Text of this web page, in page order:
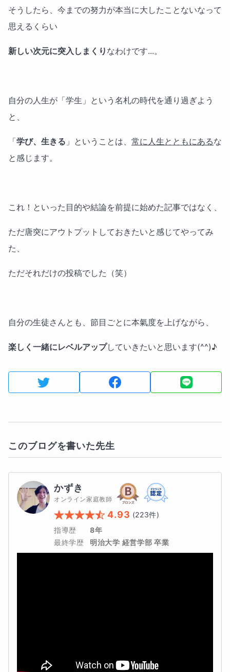
そうしたら、今までの努力が本当に大したことないなって
思えるくらい
新しい次元に突入しまくり なわけです...。
自分の人生が「学生」という名札の時代を通り過ぎよう
と、
「学び、生きる 」ということは、 常に人生とともにあるな
と感じます。
これ！といった目的や結論を前提に始めた記事ではなく、
ただ唐突にアウトプットしておきたいと感じてやってみ
た、
ただそれだけの投稿でした（笑）
自分の生徒さんとも、節目ごとに本氣度を上げながら、
楽しく一緒にレベルアップしていきたいと思います(^^)♪
このブログを書いた先生
かずき
オンライン家庭教師
4.93 (223件)
指導歴
8年
最終学歴
明治大学 経営学部 卒業